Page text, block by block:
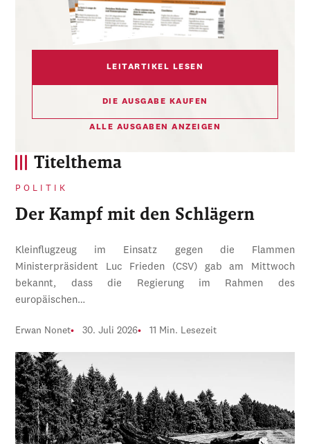
Titelthema
POLITIK
Der Kampf mit den Schlägern
Kleinflugzeug im Einsatz gegen die Flammen
Ministerpräsident Luc Frieden (CSV) gab am Mittwoch
bekannt, dass die Regierung im Rahmen des
europäischen…
Erwan Nonet 30. Juli 2026 11 Min. Lesezeit
LEITARTIKEL LESEN
DIE AUSGABE KAUFEN
ALLE AUSGABEN ANZEIGEN